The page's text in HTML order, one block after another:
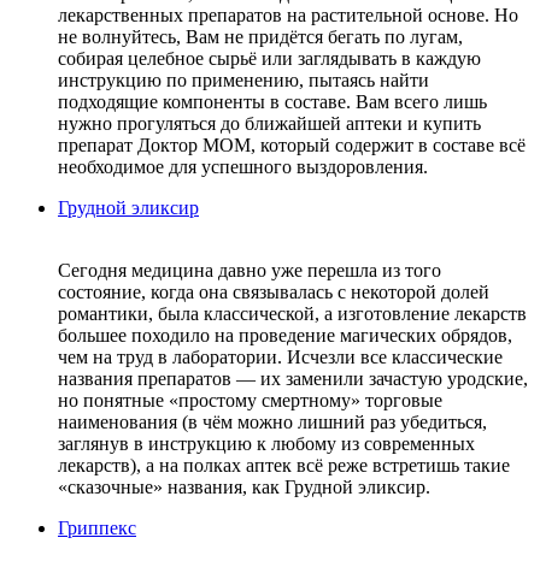
лекарственных препаратов на растительной основе. Но
не волнуйтесь, Вам не придётся бегать по лугам,
собирая целебное сырьё или заглядывать в каждую
инструкцию по применению, пытаясь найти
подходящие компоненты в составе. Вам всего лишь
нужно прогуляться до ближайшей аптеки и купить
препарат Доктор МОМ, который содержит в составе всё
необходимое для успешного выздоровления.
Грудной эликсир
Сегодня медицина давно уже перешла из того
состояние, когда она связывалась с некоторой долей
романтики, была классической, а изготовление лекарств
большее походило на проведение магических обрядов,
чем на труд в лаборатории. Исчезли все классические
названия препаратов — их заменили зачастую уродские,
но понятные «простому смертному» торговые
наименования (в чём можно лишний раз убедиться,
заглянув в инструкцию к любому из современных
лекарств), а на полках аптек всё реже встретишь такие
«сказочные» названия, как Грудной эликсир.
Гриппекс